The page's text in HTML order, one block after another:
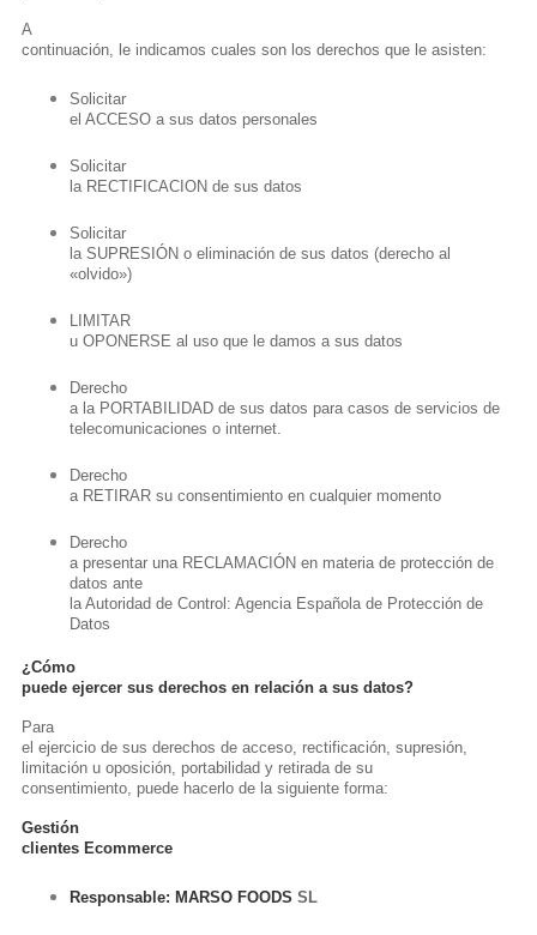
A
continuación, le indicamos cuales son los derechos que le asisten:
Solicitar
el ACCESO a sus datos personales
Solicitar
la RECTIFICACION de sus datos
Solicitar
la SUPRESIÓN o eliminación de sus datos (derecho al
«olvido»)
LIMITAR
u OPONERSE al uso que le damos a sus datos
Derecho
a la PORTABILIDAD de sus datos para casos de servicios de
telecomunicaciones o internet.
Derecho
a RETIRAR su consentimiento en cualquier momento
Derecho
a presentar una RECLAMACIÓN en materia de protección de
datos ante
la Autoridad de Control: Agencia Española de Protección de
Datos
¿Cómo
puede ejercer sus derechos en relación a sus datos?
Para
el ejercicio de sus derechos de acceso, rectificación, supresión,
limitación u oposición, portabilidad y retirada de su
consentimiento, puede hacerlo de la siguiente forma:
Gestión
clientes Ecommerce
Responsable: MARSO FOODS SL